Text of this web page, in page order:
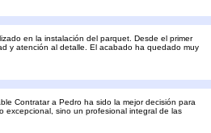
en la instalación del parquet. Desde el primer
y atención al detalle. El acabado ha quedado muy
Contratar a Pedro ha sido la mejor decisión para
excepcional, sino un profesional integral de las